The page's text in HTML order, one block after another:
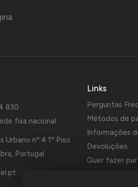
830
fixa nacional
Urbano nº 4 1º Piso
Portugal
Links
Perguntas
Métodos de
Informações
Devoluções
Quer fazer